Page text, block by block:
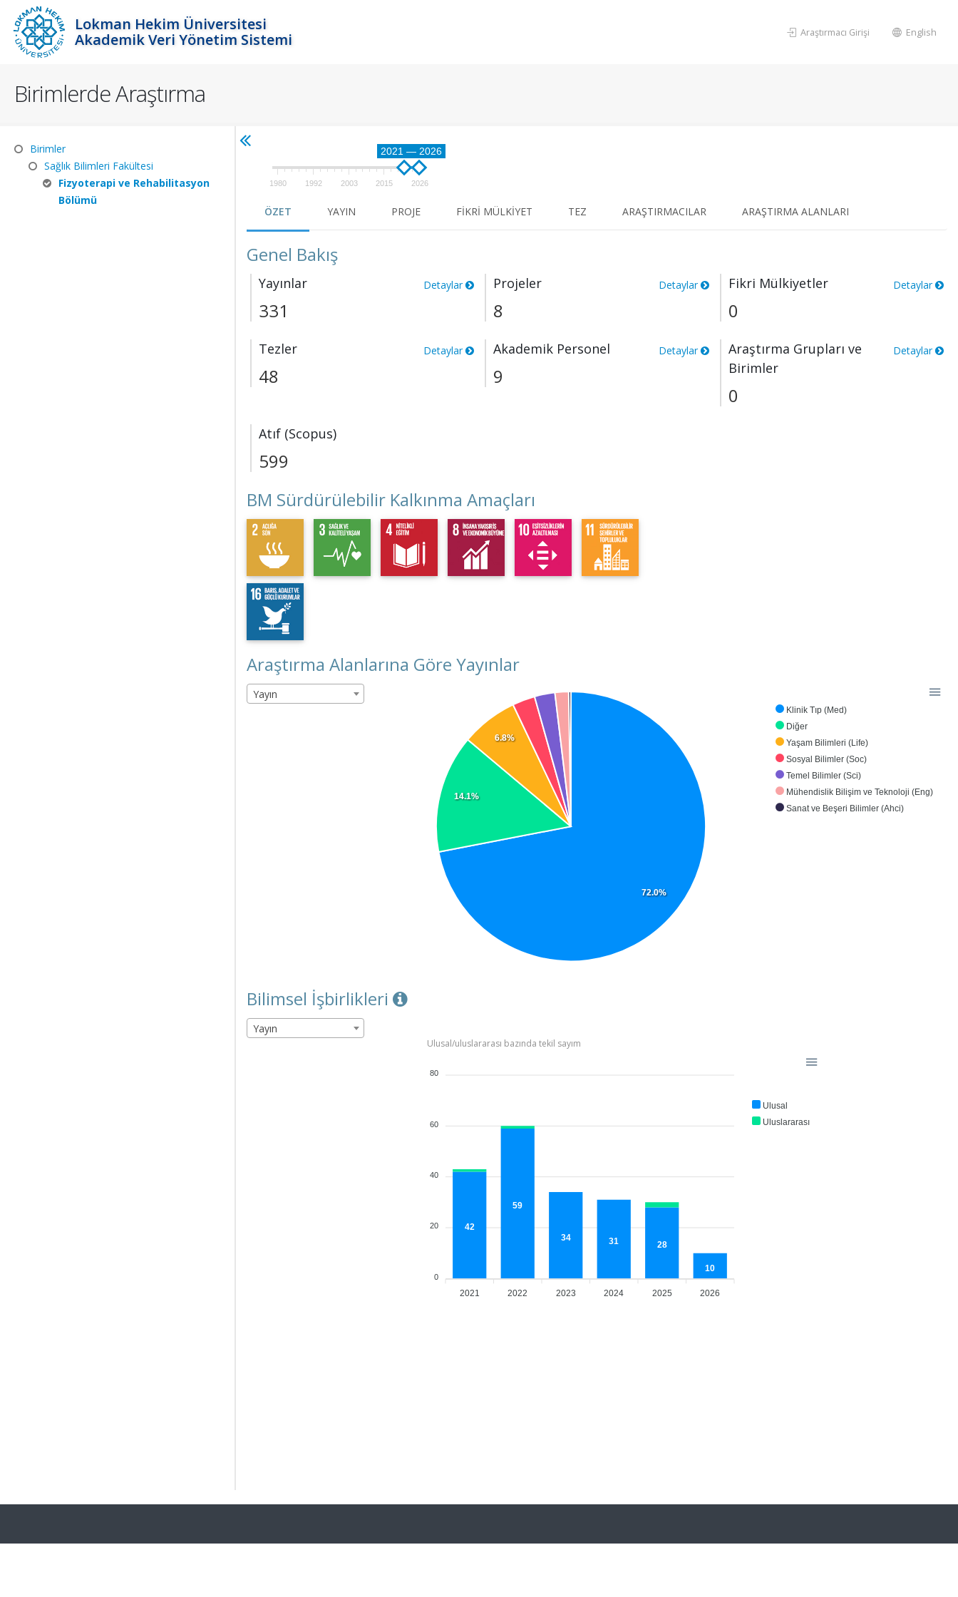
Lokman Hekim Üniversitesi
Akademik Veri Yönetim Sistemi
Araştırmacı Girişi English
Birimlerde Araştırma
Birimler
Sağlık Bilimleri Fakültesi
Fizyoterapi ve Rehabilitasyon
Bölümü
2021 — 2026
1980 1992 2003 2015 2026
ÖZET YAYIN PROJE FIKRI MÜLKIYET TEZ ARAŞTIRMACILAR ARAŞTIRMA ALANLARI
Genel Bakış
Yayınlar Detaylar
331
Projeler Detaylar
8
Fikri Mülkiyetler Detaylar
0
Tezler Detaylar
48
Akademik Personel Detaylar
9
Araştırma Grupları ve
Birimler
Detaylar
0
Atıf (Scopus)
599
BM Sürdürülebilir Kalkınma Amaçları
Araştırma Alanlarına Göre Yayınlar
Yayın
Klinik Tıp (Med)
Diğer
Yaşam Bilimleri (Life)
Sosyal Bilimler (Soc)
Temel Bilimler (Sci)
Mühendislik Bilişim ve Teknoloji (Eng)
Sanat ve Beşeri Bilimler (Ahci)
72.0%
14.1%
6.8%
Bilimsel İşbirlikleri
Yayın
Ulusal/uluslararası bazında tekil sayım
Ulusal
Uluslararası
2021 2022 2023 2024 2025 2026
42
59
34 31 28
10
80
60
40
20
0